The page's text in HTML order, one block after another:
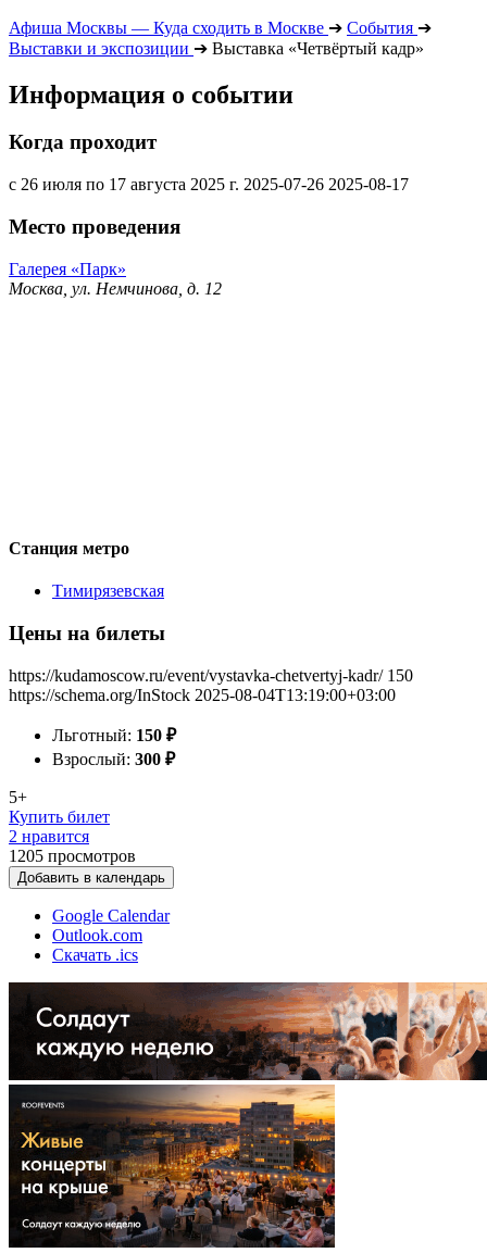
Афиша Москвы — Куда сходить в Москве ➔ События ➔
Выставки и экспозиции ➔ Выставка «Четвёртый кадр»
Информация о событии
Когда проходит
с 26 июля по 17 августа 2025 г. 2025-07-26 2025-08-17
Место проведения
Галерея «Парк»
Москва, ул. Немчинова, д. 12
Станция метро
Тимирязевская
Цены на билеты
https://kudamoscow.ru/event/vystavka-chetvertyj-kadr/ 150
https://schema.org/InStock 2025-08-04T13:19:00+03:00
Льготный: 150 ₽
Взрослый: 300 ₽
5+
Купить билет
2 нравится
1205 просмотров
Добавить в календарь
Google Calendar
Outlook.com
Скачать .ics